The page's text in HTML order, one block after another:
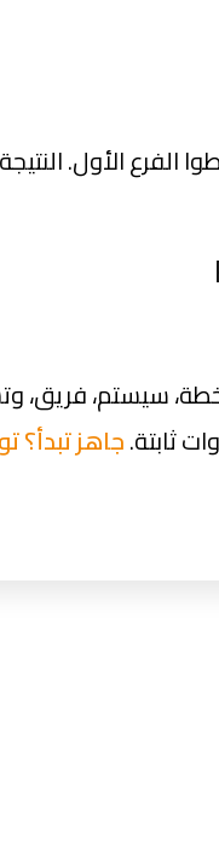
الأول.
سيستم، فريق،
ثابتة.جاهز تبدأ؟